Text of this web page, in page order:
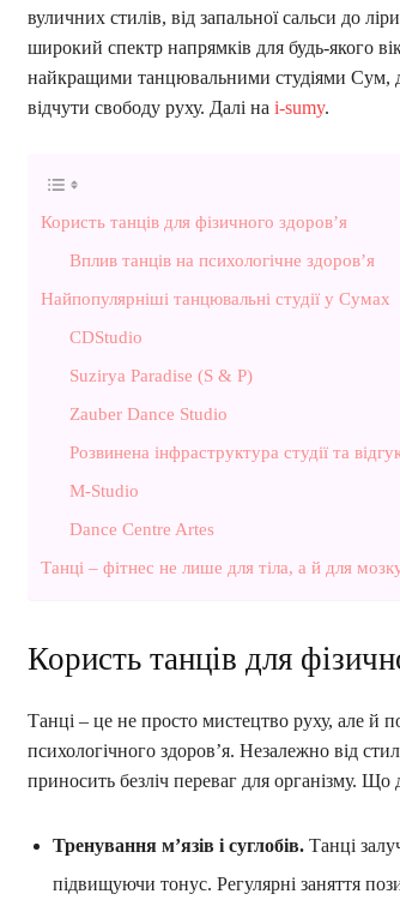
вуличних стилів, від запальної сальси до
широкий спектр напрямків для будь-якого
найкращими танцювальними студіями Сум,
відчути свободу руху. Далі на i-sumy.
Користь танців для фізичного здоров’я
Вплив танців на психологічне здоров’я
Найпопулярніші танцювальні студії у Сумах
CDStudio
Suzirya Paradise (S & P)
Zauber Dance Studio
Розвинена інфраструктура студії та
M-Studio
Dance Centre Artes
Танці – фітнес не лише для тіла, а й для
Користь танців для
Танці – це не просто мистецтво руху, але й
психологічного здоров’я. Незалежно від
приносить безліч переваг для організму. Що
Тренування м’язів і суглобів. Танці
підвищуючи тонус. Регулярні заняття